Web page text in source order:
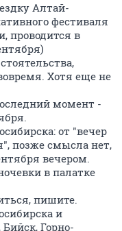
Алтай-
фестиваля
проводится в
Хотя еще не
момент -
от "вечер
позже смысла нет,
вечером.
в палатке
пишите.
и
Горно-